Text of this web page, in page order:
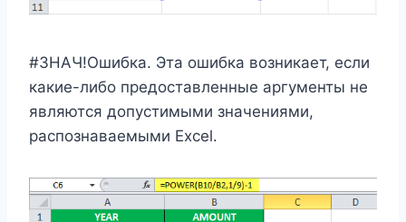
#ЗНАЧ!Ошибка. Эта ошибка возникает, если
какие-либо предоставленные аргументы не
являются допустимыми значениями,
распознаваемыми Excel.